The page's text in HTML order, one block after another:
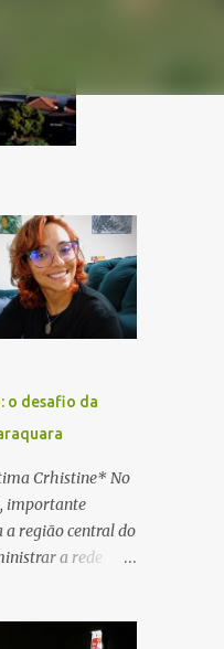
o desafio da
Crhistine* No
importante
a região central do
a rede
unidades